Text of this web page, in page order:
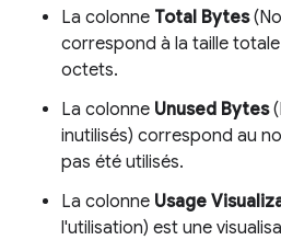
La colonne Total Bytes
correspond à la taille
octets.
La colonne Unused Bytes
inutilisés) correspond au
pas été utilisés.
La colonne Usage
l'utilisation) est une